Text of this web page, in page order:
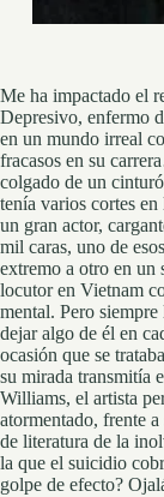
Me ha impactado el
Depresivo, enfermo
en un mundo irreal
fracasos en su
colgado de un
tenía varios cortes
un gran actor,
mil caras, uno de
extremo a otro en un
locutor en Vietnam
mental. Pero
dejar algo de él en
ocasión que se
su mirada transmitía
Williams, el artista
atormentado, frente
de literatura de la
la que el suicidio
golpe de efecto?